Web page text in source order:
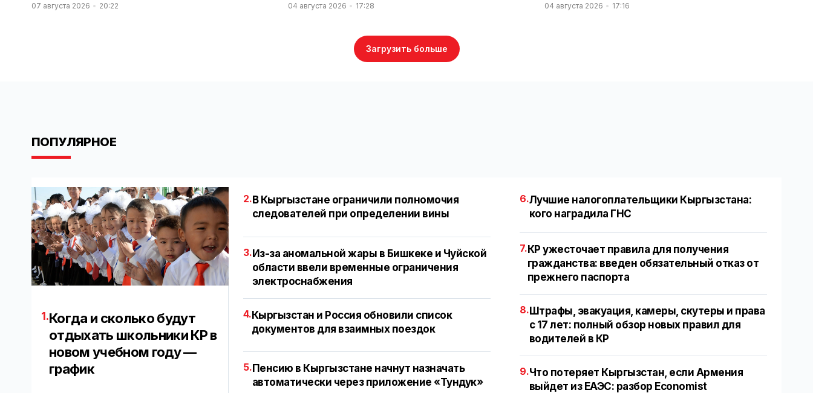
07 августа 2026 20:22 04 августа 2026 17:28 04 августа 2026 17:16
Загрузить больше
ПОПУЛЯРНОЕ
1.Когда и сколько будут
отдыхать школьники КР в
новом учебном году —
график
2.В Кыргызстане ограничили полномочия
следователей при определении вины
3.Из-за аномальной жары в Бишкеке и Чуйской
области ввели временные ограничения
электроснабжения
4.Кыргызстан и Россия обновили список
документов для взаимных поездок
5. Пенсию в Кыргызстане начнут назначать
автоматически через приложение «Тундук»
6.Лучшие налогоплательщики Кыргызстана:
кого наградила ГНС
7.КР ужесточает правила для получения
гражданства: введен обязательный отказ от
прежнего паспорта
8.Штрафы, эвакуация, камеры, скутеры и права
с 17 лет: полный обзор новых правил для
водителей в КР
9.Что потеряет Кыргызстан, если Армения
выйдет из ЕАЭС: разбор Economist